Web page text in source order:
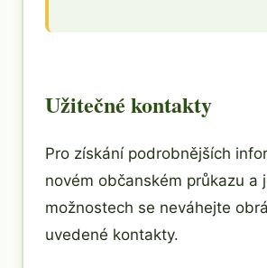
Užitečné kontakty
Pro získání podrobnějších
novém občanském průkazu a
možnostech se neváhejte
uvedené kontakty.